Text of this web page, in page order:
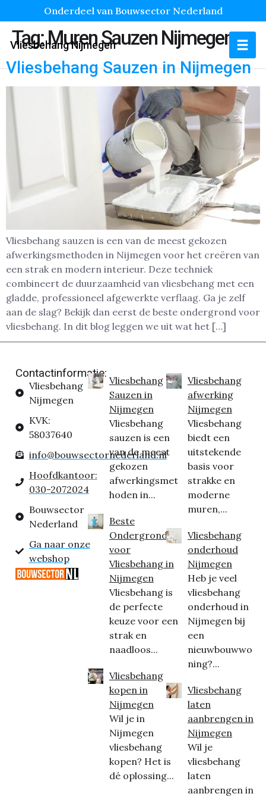
Onderdeel van Bouwsector Nederland
Vliesbehang Nijmegen
Tag:Muren Sauzen Nijmegen
Vliesbehang Sauzen in Nijmegen
Vliesbehang sauzen is een van de meest gekozen
afwerkingsmethoden in Nijmegen voor het creëren van
een strak en modern interieur. Deze techniek
combineert de duurzaamheid van vliesbehang met een
gladde, professioneel afgewerkte verflaag. Ga je zelf
aan de slag? Bekijk dan eerst de beste ondergrond voor
vliesbehang. In dit blog leggen we uit wat het […]
Contactinformatie:
Vliesbehang
Nijmegen
KVK:
58037640
info@bouwsectornederland.nl
Hoofdkantoor:
030-2072024
Bouwsector
Nederland
Ga naar onze
webshop
Vliesbehang
Sauzen in
Nijmegen
Vliesbehang
sauzen is een
van de meest
gekozen
afwerkingsmet
hoden in...
Beste
Ondergrond
voor
Vliesbehang in
Nijmegen
Vliesbehang is
de perfecte
keuze voor een
strak en
naadloos...
Vliesbehang
kopen in
Nijmegen
Wil je in
Nijmegen
vliesbehang
kopen? Het is
dé oplossing...
Vliesbehang
afwerking
Nijmegen
Vliesbehang
biedt een
uitstekende
basis voor
strakke en
moderne
muren,...
Vliesbehang
onderhoud
Nijmegen
Heb je veel
vliesbehang
onderhoud in
Nijmegen bij
een
nieuwbouwwo
ning?...
Vliesbehang
laten
aanbrengen in
Nijmegen
Wil je
vliesbehang
laten
aanbrengen in